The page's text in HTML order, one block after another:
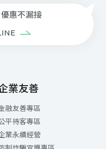
服務)
⼈服務)
惠不漏接
業友善
融友善專區
平待客專區
業永續經營